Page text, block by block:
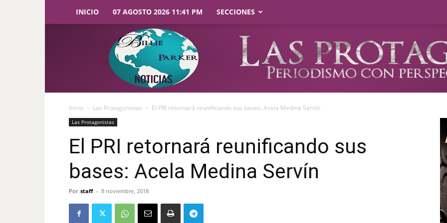
INICIO 07 AGOSTO 2026 11:41 PM SECCIONES
Parker
Noticias
Inicio Las Protagonistas El PRI retornará reunificando sus bases: Acela Medina Servín
Las Protagonistas
El PRI retornará reunificando sus
bases: Acela Medina Servín
Por staff - 8 noviembre, 2018